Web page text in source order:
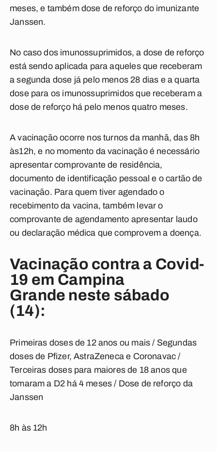
meses, e também dose de reforço do imunizante
Janssen.
No caso dos imunossuprimidos, a dose de reforço
está sendo aplicada para aqueles que receberam
a segunda dose já pelo menos 28 dias e a quarta
dose para os imunossuprimidos que receberam a
dose de reforço há pelo menos quatro meses.
A vacinação ocorre nos turnos da manhã, das 8h
às12h, e no momento da vacinação é necessário
apresentar comprovante de residência,
documento de identificação pessoal e o cartão de
vacinação. Para quem tiver agendado o
recebimento da vacina, também levar o
comprovante de agendamento apresentar laudo
ou declaração médica que comprovem a doença.
Vacinação contra a Covid-
19 em Campina
Grande neste sábado
(14):
Primeiras doses de 12 anos ou mais / Segundas
doses de Pfizer, AstraZeneca e Coronavac /
Terceiras doses para maiores de 18 anos que
tomaram a D2 há 4 meses / Dose de reforço da
Janssen
8h às 12h